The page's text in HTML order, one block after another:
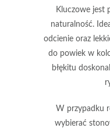
Kluczowe jest
naturalność.
odcienie oraz
do powiek w
błękitu
W przypadku
wybierać